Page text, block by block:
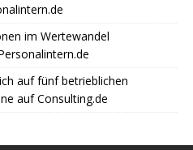
im Wertewandel
auf fünf betrieblichen
auf Consulting.de